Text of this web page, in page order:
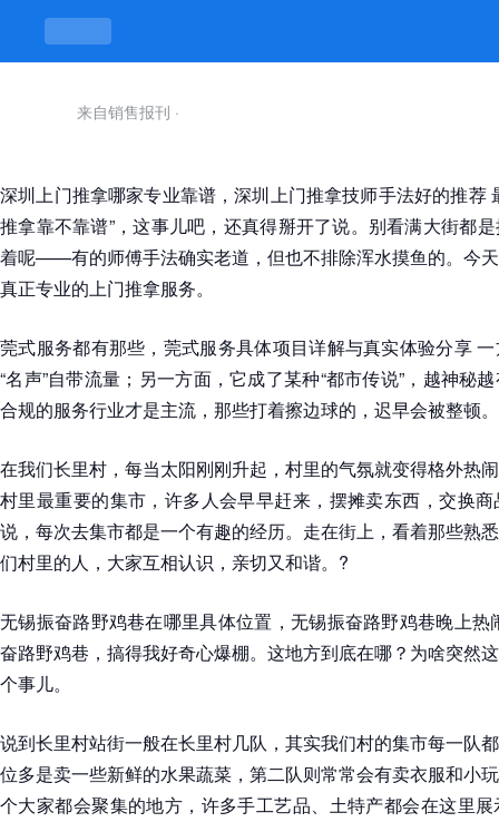
来自销售报刊 ·
深圳上门推拿哪家专业靠谱，深圳上门推拿技师手法好的推荐
推拿靠不靠谱”，这事儿吧，还真得掰开了说。别看满大街都
着呢——有的师傅手法确实老道，但也不排除浑水摸鱼的。今
真正专业的上门推拿服务。
莞式服务都有那些，莞式服务具体项目详解与真实体验分享
“名声”自带流量；另一方面，它成了某种“都市传说”，越神秘
合规的服务行业才是主流，那些打着擦边球的，迟早会被整顿。
在我们长里村，每当太阳刚刚升起，村里的气氛就变得格外热
村里最重要的集市，许多人会早早赶来，摆摊卖东西，交换
说，每次去集市都是一个有趣的经历。走在街上，看着那些熟
们村里的人，大家互相认识，亲切又和谐。?
无锡振奋路野鸡巷在哪里具体位置，无锡振奋路野鸡巷晚上
奋路野鸡巷，搞得我好奇心爆棚。这地方到底在哪？为啥突然
个事儿。
说到长里村站街一般在长里村几队，其实我们村的集市每一队
位多是卖一些新鲜的水果蔬菜，第二队则常常会有卖衣服和小
个大家都会聚集的地方，许多手工艺品、土特产都会在这里